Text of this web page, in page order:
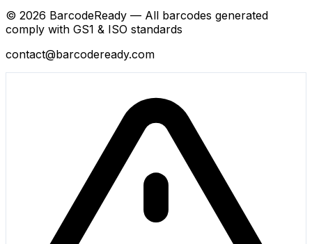
© 2026 BarcodeReady — All barcodes generated
comply with GS1 & ISO standards
contact@barcodeready.com